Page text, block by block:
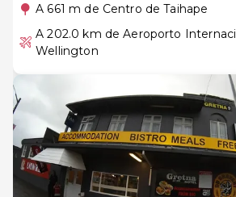
A 661 m de Centro de Taihape
A 202.0 km de Aeroporto
Wellington